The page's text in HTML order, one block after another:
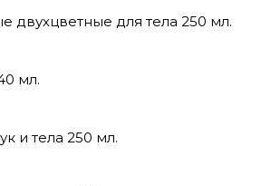
двухцветные для тела 250 мл.
мл.
и тела 250 мл.